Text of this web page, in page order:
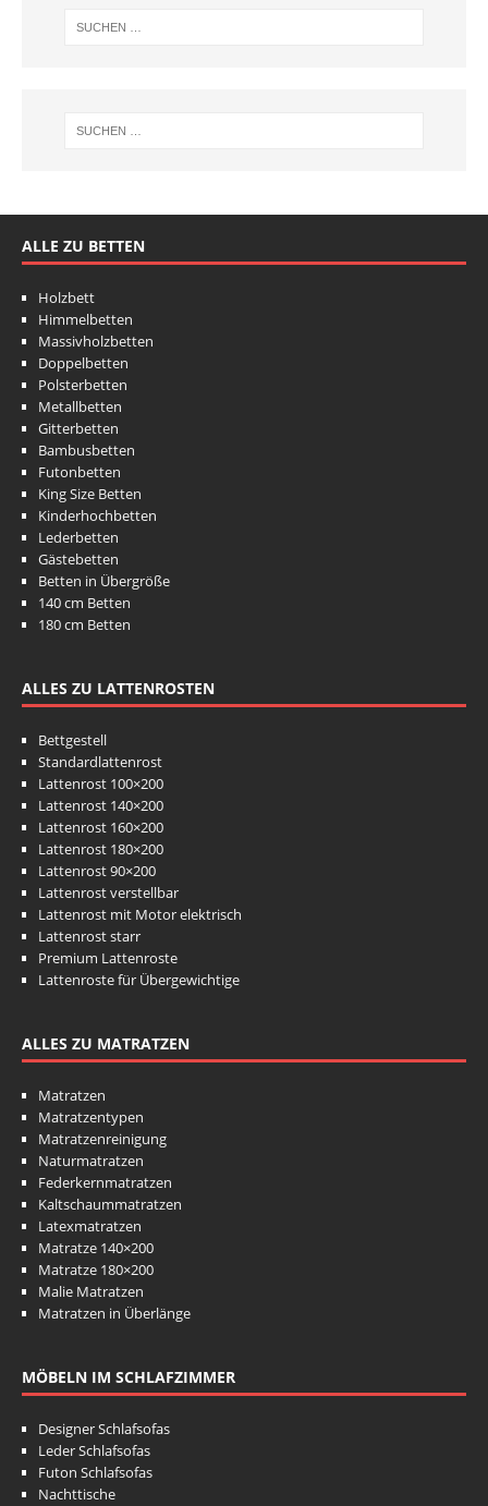
ALLE ZU BETTEN
Holzbett
Himmelbetten
Massivholzbetten
Doppelbetten
Polsterbetten
Metallbetten
Gitterbetten
Bambusbetten
Futonbetten
King Size Betten
Kinderhochbetten
Lederbetten
Gästebetten
Betten in Übergröße
140 cm Betten
180 cm Betten
ALLES ZU LATTENROSTEN
Bettgestell
Standardlattenrost
Lattenrost 100×200
Lattenrost 140×200
Lattenrost 160×200
Lattenrost 180×200
Lattenrost 90×200
Lattenrost verstellbar
Lattenrost mit Motor elektrisch
Lattenrost starr
Premium Lattenroste
Lattenroste für Übergewichtige
ALLES ZU MATRATZEN
Matratzen
Matratzentypen
Matratzenreinigung
Naturmatratzen
Federkernmatratzen
Kaltschaummatratzen
Latexmatratzen
Matratze 140×200
Matratze 180×200
Malie Matratzen
Matratzen in Überlänge
MÖBELN IM SCHLAFZIMMER
Designer Schlafsofas
Leder Schlafsofas
Futon Schlafsofas
Nachttische